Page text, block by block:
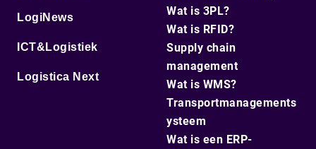
LogiNews
ICT&Logistiek
Logistica Next
Wat is 3PL?
Wat is RFID?
Supply chain
management
Wat is WMS?
Transportmanagements
ysteem
Wat is een ERP-